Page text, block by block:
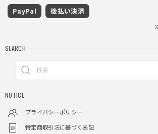
着心地もいいしカジュアル味が出ていい
リティ
PayPal 後払い決済
SEARCH
NOTICE
プライバシーポリシー
特定商取引法に基づく表記